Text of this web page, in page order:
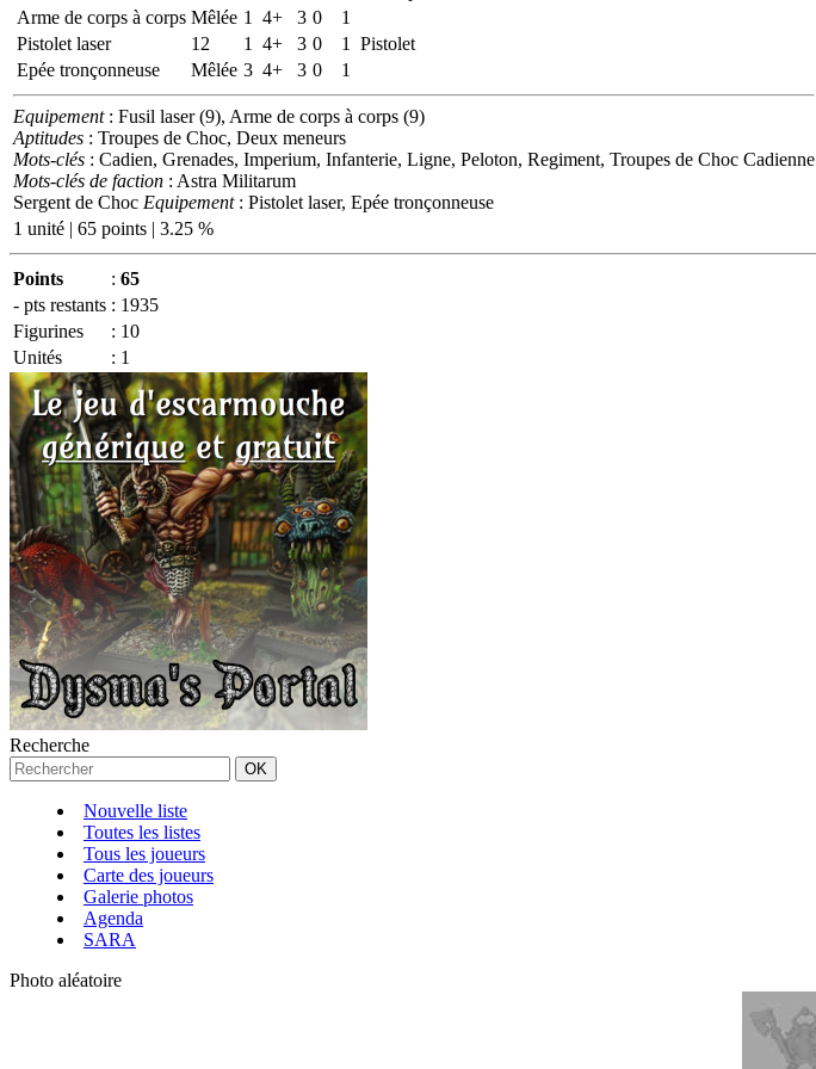
Arme de corps à corps Mêlée 1 4+ 3 0
1
Pistolet laser
12 1 4+ 3 0 1
Pistolet
Epée tronçonneuse
Mêlée 3 4+ 3 0 1
Equipement: Fusil laser (9), Arme de corps à corps (9)
Aptitudes : Troupes de Choc, Deux meneurs
Mots-clés : Cadien, Grenades, Imperium, Infanterie, Ligne, Peloton, Regiment, Troupes de Choc Cadienne
Mots-clés de faction : Astra Militarum
Sergent de Choc Equipement: Pistolet laser, Epée tronçonneuse
1 unité | 65 points | 3.25 %
Points : 65
- pts restants : 1935
Figurines
: 10
Unités
: 1
Recherche
Nouvelle liste
Toutes les listes
Tous les joueurs
Carte des joueurs
Galerie photos
Agenda
SARA
Photo aléatoire